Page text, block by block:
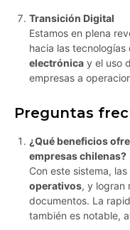
Transición Digital
Estamos en plena
hacia las
electrónica y el uso
empresas a
Preguntas
¿Qué beneficios
empresas chilenas?
Con este sistema,
operativos, y logran
documentos. La
también es notable,